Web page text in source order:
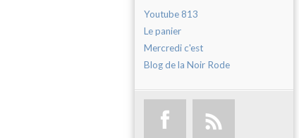
Youtube 813
Le panier
Mercredi c'est
Blog de la Noir Rode